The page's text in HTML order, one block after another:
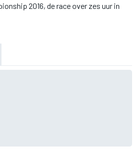
2016, de race over zes uur in